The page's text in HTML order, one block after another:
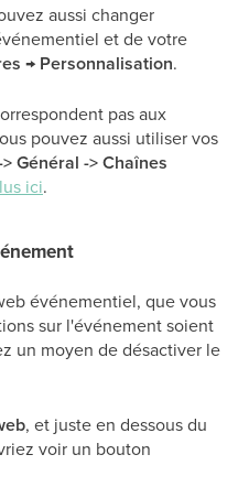
aussi changer
et de votre
→ Personnalisation.
pas aux
pouvez aussi utiliser vos
Général -> Chaînes
ici.
événementiel, que vous
sur l'événement soient
un moyen de désactiver le
, et juste en dessous du
voir un bouton